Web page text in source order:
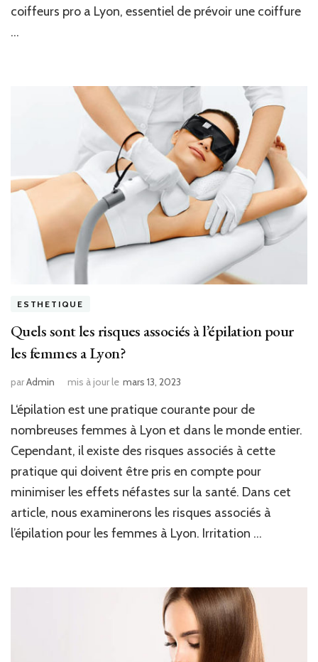
coiffeurs pro a Lyon, essentiel de prévoir une coiffure
…
ESTHETIQUE
Quels sont les risques associés à l’épilation pour
les femmes a Lyon?
parAdmin mis à jour le mars 13, 2023
L‘épilation est une pratique courante pour de
nombreuses femmes à Lyon et dans le monde entier.
Cependant, il existe des risques associés à cette
pratique qui doivent être pris en compte pour
minimiser les effets néfastes sur la santé. Dans cet
article, nous examinerons les risques associés à
l’épilation pour les femmes à Lyon. Irritation …